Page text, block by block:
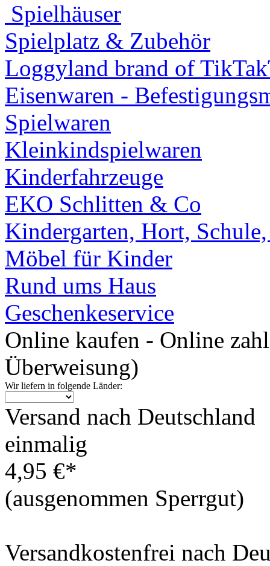
Spielhäuser
Spielplatz & Zubehör
Loggyland brand of
Eisenwaren -
Spielwaren
Kleinkindspielwaren
Kinderfahrzeuge
EKO Schlitten & Co
Kindergarten, Hort,
Möbel für Kinder
Rund ums Haus
Geschenkeservice
Online kaufen - Online
Überweisung)
Wir liefern in folgende Länder:
Versand nach Deutschland
einmalig
4,95 €*
(ausgenommen Sperrgut)
Versandkostenfrei nach